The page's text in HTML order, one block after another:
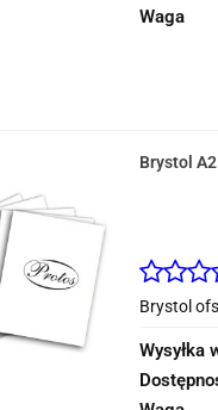
Waga
Brystol
Brystol
Wysyłka